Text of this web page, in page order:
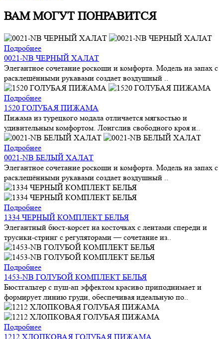
ВАМ МОГУТ ПОНРАВИТСЯ
Подробнее
0021-NB ЧЕРНЫЙ ХАЛАТ
Элегантное сочетание роскоши и комфорта. Модель на запах с
расклешёнными рукавами создает воздушный ..
Подробнее
1520 ГОЛУБАЯ ПИЖАМА
Пижама из турецкого модала отличается мягкостью и
удивительным комфортом. Лонгслив свободного кроя и..
Подробнее
0021-NB БЕЛЫЙ ХАЛАТ
Элегантное сочетание роскоши и комфорта. Модель на запах с
расклешёнными рукавами создает воздушный ..
Подробнее
1334 ЧЕРНЫЙ КОМПЛЕКТ БЕЛЬЯ
Элегантный бюст-корсет на косточках с лентами спереди и
трусики-стринг с регуляторами — сочетание из..
Подробнее
1453-NB ГОЛУБОЙ КОМПЛЕКТ БЕЛЬЯ
Бюстгальтер с пуш-ап эффектом красиво приподнимает и
формирует линию груди, обеспечивая идеальную по..
Подробнее
1212 ХЛОПКОВАЯ ГОЛУБАЯ ПИЖАМА